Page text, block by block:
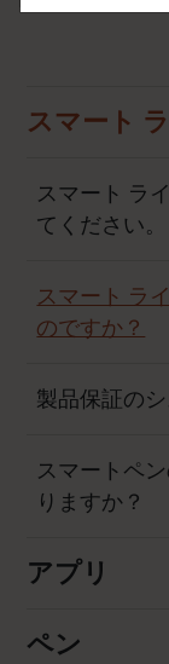
スマート
スマート ラ
てください。
スマート ラ
のですか？
製品保証の
スマートペ
りますか？
アプリ
ペン